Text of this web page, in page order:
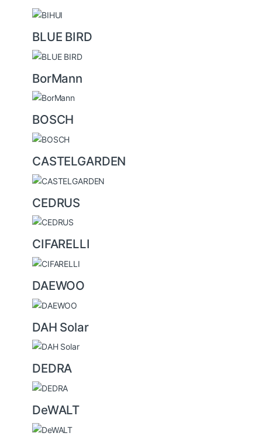
BLUE BIRD
BorMann
BOSCH
CASTELGARDEN
CEDRUS
CIFARELLI
DAEWOO
DAH Solar
DEDRA
DeWALT